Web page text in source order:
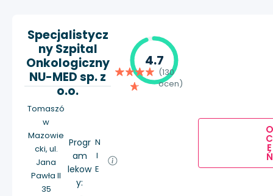
Specjalistycz
ny Szpital
Onkologiczny
NU-MED sp. z
o.o.
Tomaszó
w
Mazowie
cki, ul.
Jana
Pawła II
35
Progr
am
lekow
y:
N
I
E
4.7
(130
ocen)
O
C
E
Ń